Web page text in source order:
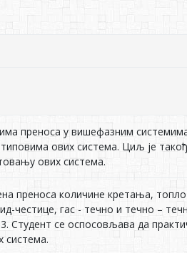
преноса у вишефазним
ових система. Циљ је
ових система.
преноса количине кретања,
честице, гас - течно и течно –
се оспосовљава да
система.